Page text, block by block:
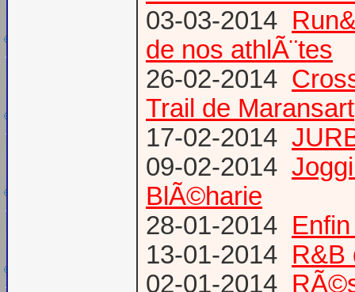
03-03-2014
de nos athlÃ¨tes
26-02-2014
Trail de Maransart
17-02-2014
09-02-2014
BlÃ©harie
28-01-2014
13-01-2014 R&B
02-01-2014